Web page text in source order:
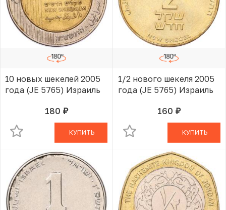
10 новых шекелей 2005
года (JE 5765) Израиль
180 руб.В КОРЗИНЕ
КУПИТЬ
1/2 нового шекеля 2005
года (JE 5765) Израиль
160 руб.В КОРЗИНЕ
КУПИТЬ